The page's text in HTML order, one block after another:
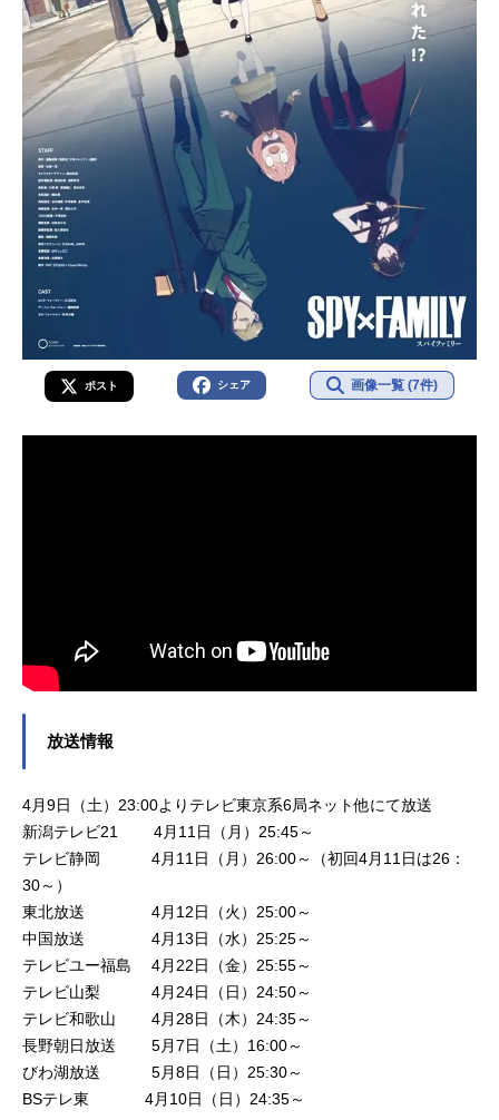
ポスト シェア 画像一覧 (7件)
放送情報
4月9日（土）23:00よりテレビ東京系6局ネット他にて放送
新潟テレビ21 4月11日（月）25:45～
テレビ静岡 4月11日（月）26:00～（初回4月11日は26：
30～）
東北放送 4月12日（火）25:00～
中国放送 4月13日（水）25:25～
テレビユー福島 4月22日（金）25:55～
テレビ山梨 4月24日（日）24:50～
テレビ和歌山 4月28日（木）24:35～
長野朝日放送 5月7日（土）16:00～
びわ湖放送 5月8日（日）25:30～
BSテレ東 4月10日（日）24:35～